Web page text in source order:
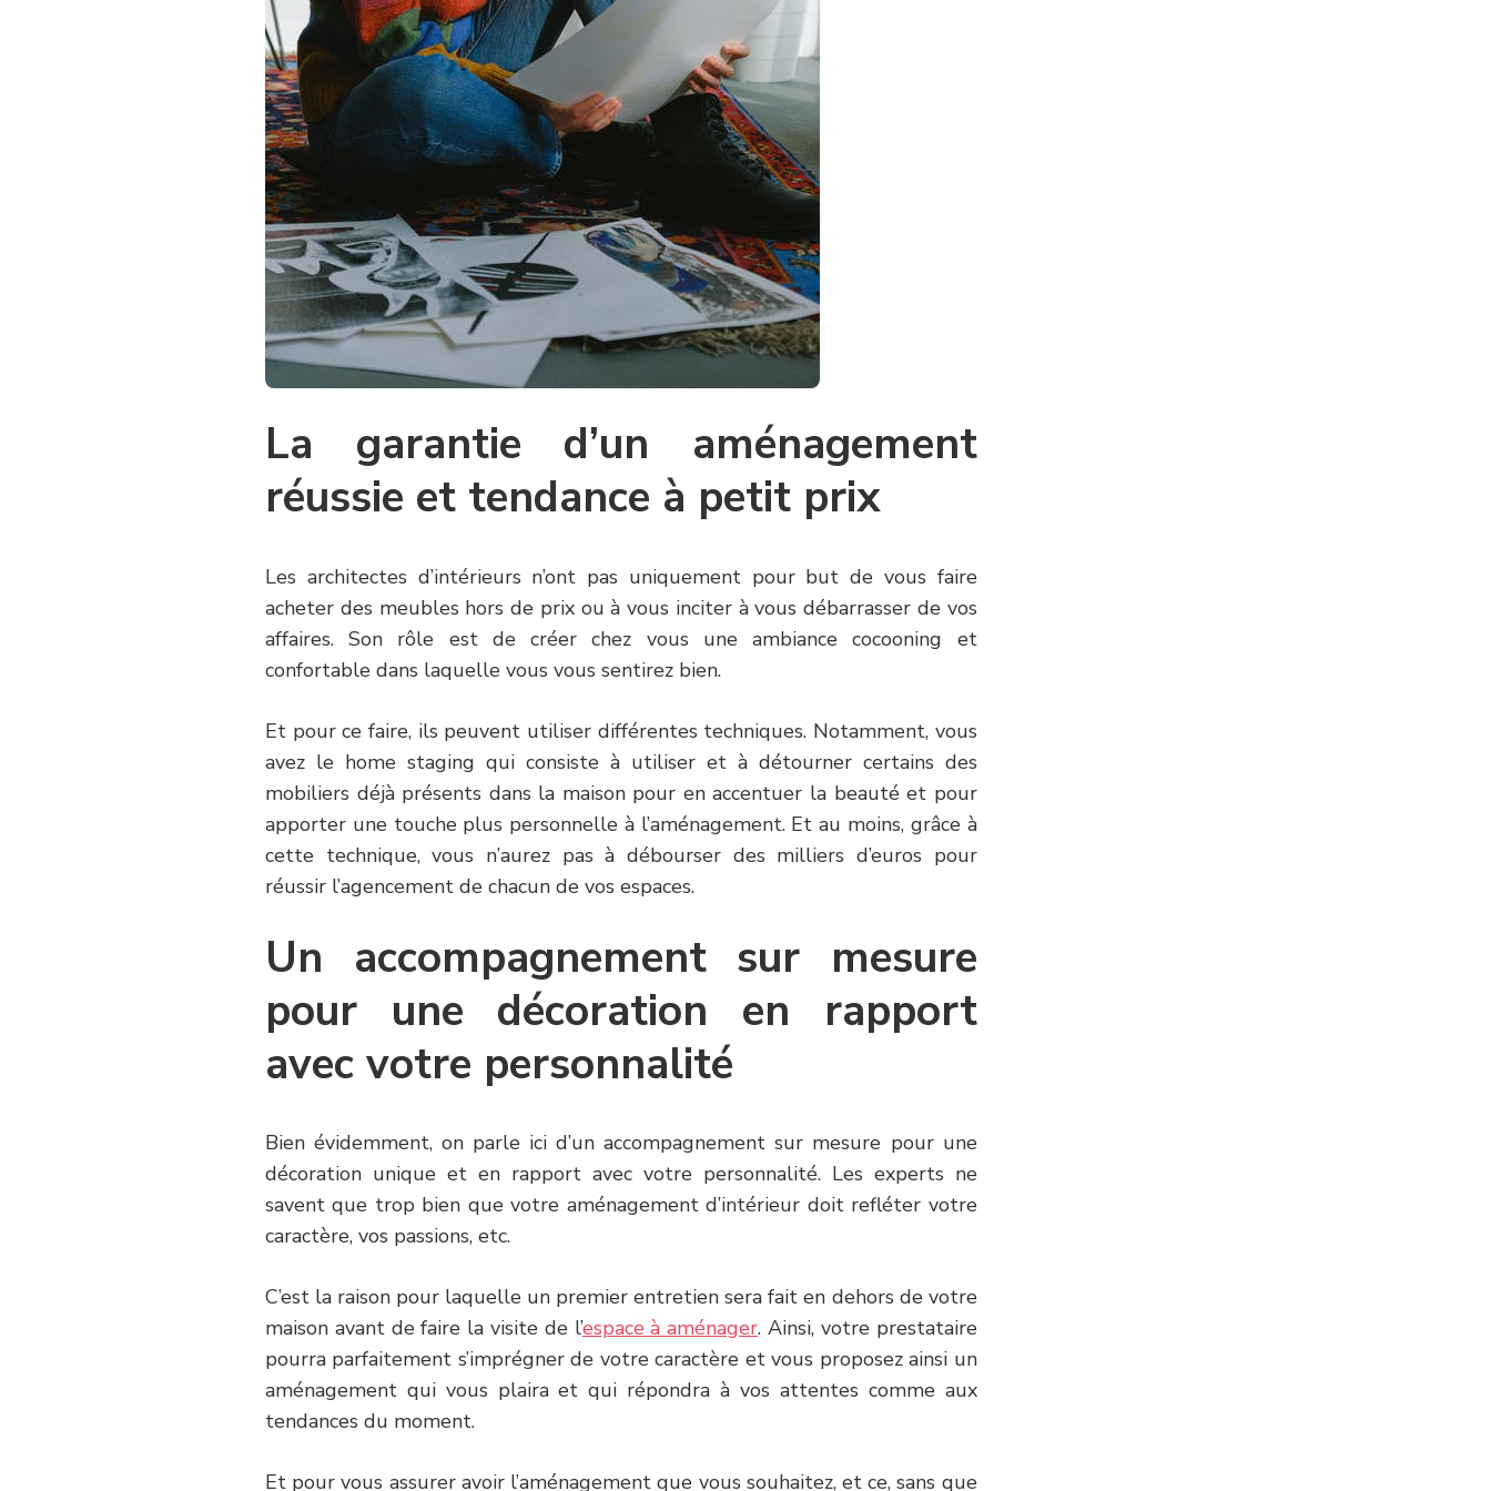
La garantie d’un aménagement
réussie et tendance à petit prix
Les architectes d’intérieurs n’ont pas uniquement pour but de vous faire
acheter des meubles hors de prix ou à vous inciter à vous débarrasser de vos
affaires. Son rôle est de créer chez vous une ambiance cocooning et
confortable dans laquelle vous vous sentirez bien.
Et pour ce faire, ils peuvent utiliser différentes techniques. Notamment, vous
avez le home staging qui consiste à utiliser et à détourner certains des
mobiliers déjà présents dans la maison pour en accentuer la beauté et pour
apporter une touche plus personnelle à l’aménagement. Et au moins, grâce à
cette technique, vous n’aurez pas à débourser des milliers d’euros pour
réussir l’agencement de chacun de vos espaces.
Un accompagnement sur mesure
pour une décoration en rapport
avec votre personnalité
Bien évidemment, on parle ici d’un accompagnement sur mesure pour une
décoration unique et en rapport avec votre personnalité. Les experts ne
savent que trop bien que votre aménagement d’intérieur doit refléter votre
caractère, vos passions, etc.
C’est la raison pour laquelle un premier entretien sera fait en dehors de votre
maison avant de faire la visite de l’espace à aménager. Ainsi, votre prestataire
pourra parfaitement s’imprégner de votre caractère et vous proposez ainsi un
aménagement qui vous plaira et qui répondra à vos attentes comme aux
tendances du moment.
Et pour vous assurer avoir l’aménagement que vous souhaitez, et ce, sans que